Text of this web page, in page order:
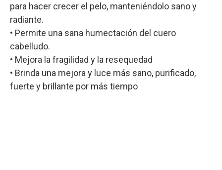
para hacer crecer el pelo, manteniéndolo sano y
radiante.
• Permite una sana humectación del cuero
cabelludo.
• Mejora la fragilidad y la resequedad
• Brinda una mejora y luce más sano, purificado,
fuerte y brillante por más tiempo